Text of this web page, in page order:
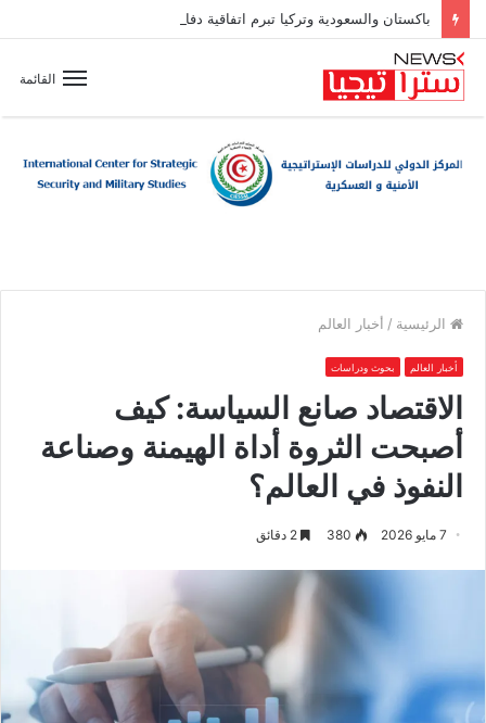
باكستان والسعودية وتركيا تبرم اتفاقية دفاع مشترك
القائمة
الرئيسية / أخبار العالم
أخبار العالم بحوث ودراسات
الاقتصاد صانع السياسة: كيف
أصبحت الثروة أداة الهيمنة وصناعة
النفوذ في العالم؟
7 مايو 2026 380